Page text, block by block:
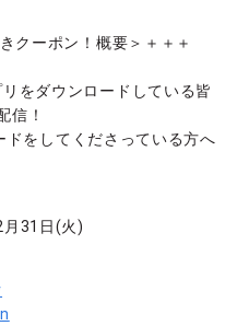
クーポン！概要＞＋＋＋
をダウンロードしている皆
信！
をしてくださっている方へ
31日(火)